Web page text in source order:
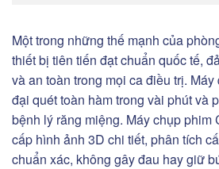
Một trong những thế mạnh của
thiết bị tiên tiến đạt chuẩn quốc tế,
và an toàn trong mọi ca điều trị.
đại quét toàn hàm trong vài phút và
bệnh lý răng miệng. Máy chụp phim
cấp hình ảnh 3D chi tiết, phân tích
chuẩn xác, không gây đau hay giữ